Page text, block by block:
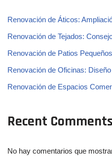
Renovación de Áticos:
Renovación de Tejados:
Renovación de Patios
Renovación de Oficinas:
Renovación de Espacios
Recent Comments
No hay comentarios que